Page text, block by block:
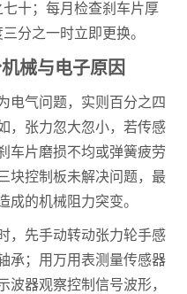
十；每月检查刹车片厚
分之一时立即更换。
械与电子原因
电气问题，实则百分之四
，张力忽大忽小，若传感
车片磨损不均或弹簧疲劳
块控制板未解决问题，最
成的机械阻力突变。
，先手动转动张力轮手感
承；用万用表测量传感器
波器观察控制信号波形，